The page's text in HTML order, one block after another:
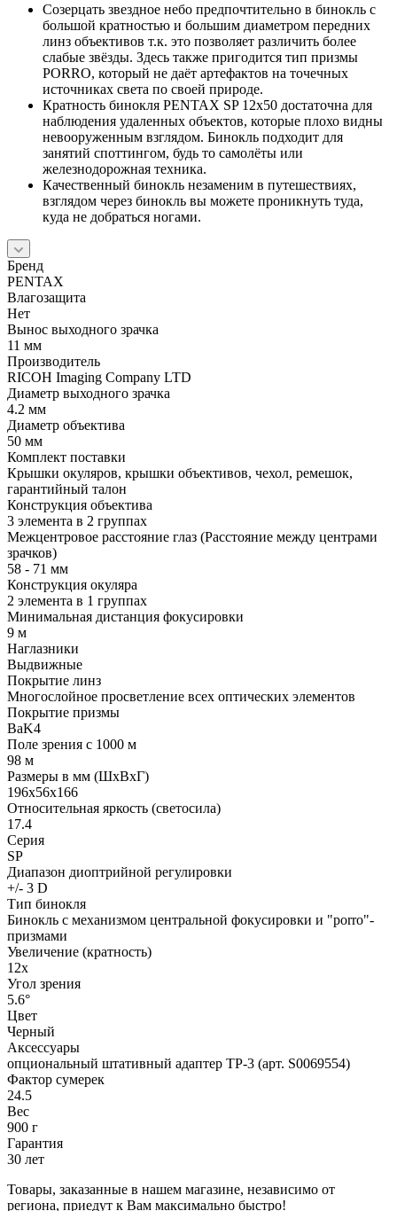
Созерцать звездное небо предпочтительно в бинокль с
большой кратностью и большим диаметром передних
линз объективов т.к. это позволяет различить более
слабые звёзды. Здесь также пригодится тип призмы
PORRO, который не даёт артефактов на точечных
источниках света по своей природе.
Кратность бинокля PENTAX SP 12x50 достаточна для
наблюдения удаленных объектов, которые плохо видны
невооруженным взглядом. Бинокль подходит для
занятий споттингом, будь то самолёты или
железнодорожная техника.
Качественный бинокль незаменим в путешествиях,
взглядом через бинокль вы можете проникнуть туда,
куда не добраться ногами.
Бренд
PENTAX
Влагозащита
Нет
Вынос выходного зрачка
11 мм
Производитель
RICOH Imaging Company LTD
Диаметр выходного зрачка
4.2 мм
Диаметр объектива
50 мм
Комплект поставки
Крышки окуляров, крышки объективов, чехол, ремешок,
гарантийный талон
Конструкция объектива
3 элемента в 2 группах
Межцентровое расстояние глаз (Расстояние между центрами
зрачков)
58 - 71 мм
Конструкция окуляра
2 элемента в 1 группах
Минимальная дистанция фокусировки
9 м
Наглазники
Выдвижные
Покрытие линз
Многослойное просветление всех оптических элементов
Покрытие призмы
BaK4
Поле зрения с 1000 м
98 м
Размеры в мм (ШхВхГ)
196x56x166
Относительная яркость (светосила)
17.4
Серия
SP
Диапазон диоптрийной регулировки
+/- 3 D
Тип бинокля
Бинокль с механизмом центральной фокусировки и "porro"-
призмами
Увеличение (кратность)
12x
Угол зрения
5.6°
Цвет
Черный
Аксессуары
опциональный штативный адаптер TP-3 (арт. S0069554)
Фактор сумерек
24.5
Вес
900 г
Гарантия
30 лет
Товары, заказанные в нашем магазине, независимо от
региона, приедут к Вам максимально быстро!